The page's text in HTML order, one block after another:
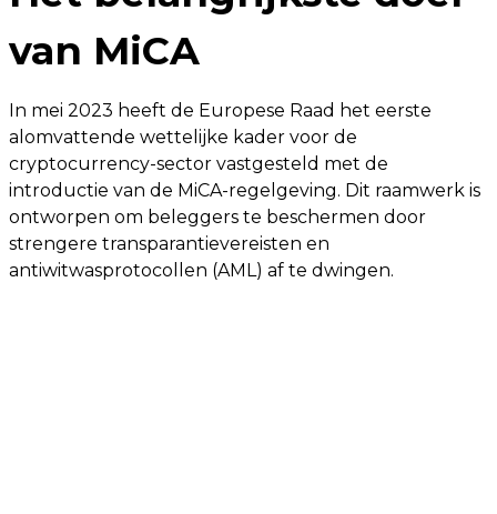
van MiCA
In mei 2023 heeft de Europese Raad het eerste
alomvattende wettelijke kader voor de
cryptocurrency-sector vastgesteld met de
introductie van de MiCA-regelgeving. Dit raamwerk is
ontworpen om beleggers te beschermen door
strengere transparantievereisten en
antiwitwasprotocollen (AML) af te dwingen.